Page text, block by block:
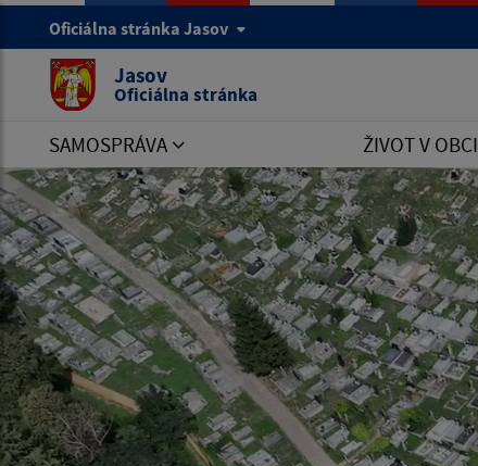
Oficiálna stránka Jasov
Jasov
Oficiálna stránka
SAMOSPRÁVA ŽIVOT V OBCI